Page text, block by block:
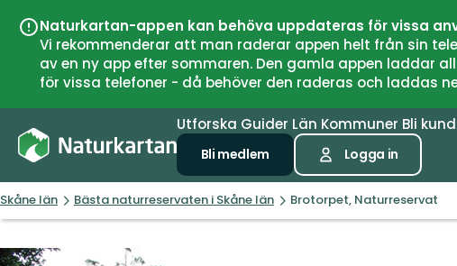
Naturkartan-appen kan behöva uppdateras för vissa
Vi rekommenderar att man raderar appen helt från sin
av en ny app efter sommaren. Den gamla appen laddar
för vissa telefoner - då behöver den raderas och laddas
Utforska Guider Län Kommuner Bli kund
Bli medlem Logga in
Skåne län Bästa naturreservaten i Skåne län Brotorpet, Naturreservat